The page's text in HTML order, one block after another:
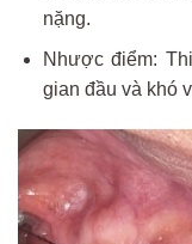
nặng.
Nhược điểm:
gian đầu và khó